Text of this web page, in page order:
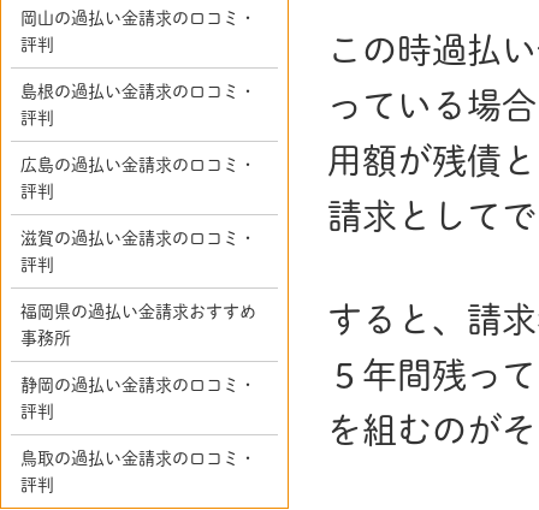
この時過払
っている場
用額が残債
請求として
すると、請
５年間残っ
を組むのが
岡山の過払い金請求の口コミ・
評判
島根の過払い金請求の口コミ・
評判
広島の過払い金請求の口コミ・
評判
滋賀の過払い金請求の口コミ・
評判
福岡県の過払い金請求おすすめ
事務所
静岡の過払い金請求の口コミ・
評判
鳥取の過払い金請求の口コミ・
評判